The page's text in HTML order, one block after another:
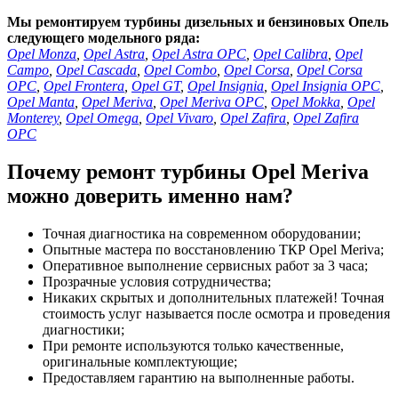
Мы ремонтируем турбины дизельных и бензиновых Опель
следующего модельного ряда:
Opel Monza Opel Astra Opel Astra OPC Opel Calibra Opel
Campo Opel Cascada Opel Combo Opel Corsa Opel Corsa
OPC Opel Frontera Opel GT, Opel Insignia Opel Insignia OPC
Opel Manta Opel Meriva Opel Meriva OPC Opel Mokka Opel
Monterey, Opel Omega Opel Vivaro Opel Zafira Opel Zafira
OPC
Почему ремонт турбины Opel Meriva
можно доверить именно нам?
Точная диагностика на современном оборудовании;
Опытные мастера по восстановлению ТКР Opel Meriva;
Оперативное выполнение сервисных работ за 3 часа;
Прозрачные условия сотрудничества;
Никаких скрытых и дополнительных платежей! Точная
стоимость услуг называется после осмотра и проведения
диагностики;
При ремонте используются только качественные,
оригинальные комплектующие;
Предоставляем гарантию на выполненные работы.